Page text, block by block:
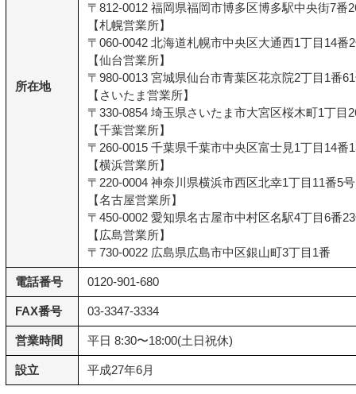
所在地
〒812-0012 福岡県福岡市博多区博多駅中央街7番
【札幌営業所】
〒060-0042 北海道札幌市中央区大通西1丁目14番
【仙台営業所】
〒980-0013 宮城県仙台市青葉区花京院2丁目1番
【さいたま営業所】
〒330-0854 埼玉県さいたま市大宮区桜木町1丁目
【千葉営業所】
〒260-0015 千葉県千葉市中央区富士見1丁目14番
【横浜営業所】
〒220-0004 神奈川県横浜市西区北幸1丁目11番5号
【名古屋営業所】
〒450-0002 愛知県名古屋市中村区名駅4丁目6番
【広島営業所】
〒730-0022 広島県広島市中区銀山町3丁目1番
電話番号 0120-901-680
FAX番号 03-3347-3334
営業時間 平日 8:30〜18:00(土日祝休)
設立 平成27年6月